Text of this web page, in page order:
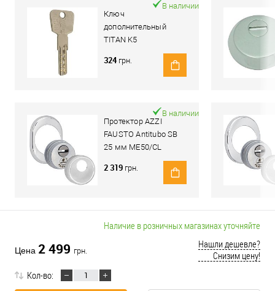
Ключ
дополнительный
TITAN K5
В наличии
324 грн.
Протектор AZZI
FAUSTO Antitubo SB
25 мм ME50/CL
овальный стандарт
хром полированный
В наличии
2 319 грн.
Наличие в розничных магазинах уточняйте
Цена 2 499 грн.
Нашли дешевле?
Снизим цену!
Кол-во: